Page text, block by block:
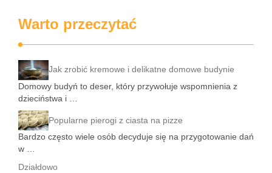
Warto przeczytać
Jak zrobić kremowe i delikatne domowe budynie
Domowy budyń to deser, który przywołuje wspomnienia z
dzieciństwa i …
Popularne pierogi z ciasta na pizze
Bardzo często wiele osób decyduje się na przygotowanie dań
w …
Działdowo